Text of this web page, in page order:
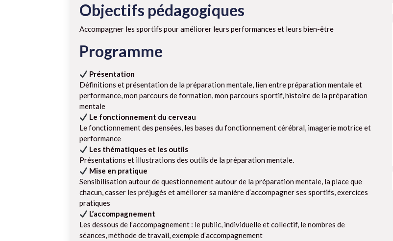
Objectifs pédagogiques
Accompagner les sportifs pour améliorer leurs performances et leurs bien-être
Programme
Présentation
Définitions et présentation de la préparation mentale, lien entre préparation mentale et
performance, mon parcours de formation, mon parcours sportif, histoire de la préparation
mentale
Le fonctionnement du cerveau
Le fonctionnement des pensées, les bases du fonctionnement cérébral, imagerie motrice et
performance
Les thématiques et les outils
Présentations et illustrations des outils de la préparation mentale.
Mise en pratique
Sensibilisation autour de questionnement autour de la préparation mentale, la place que
chacun, casser les préjugés et améliorer sa manière d’accompagner ses sportifs, exercices
pratiques
L’accompagnement
Les dessous de l’accompagnement : le public, individuelle et collectif, le nombres de
séances, méthode de travail, exemple d’accompagnement